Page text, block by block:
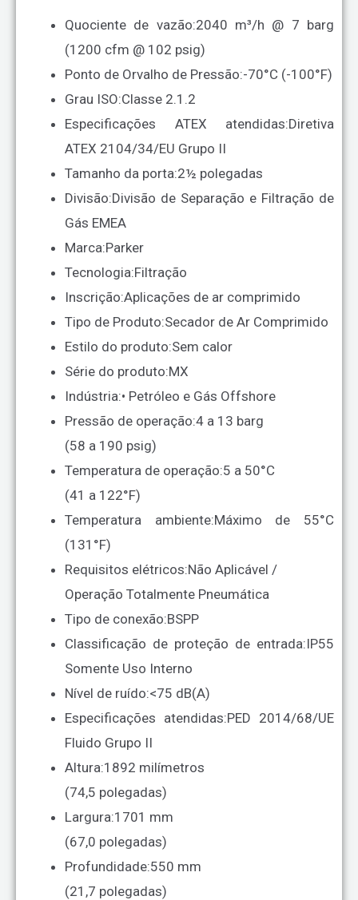
Quociente de vazão:2040 m³/h @ 7 barg
(1200 cfm @ 102 psig)
Ponto de Orvalho de Pressão:-70°C (-100°F)
Grau ISO:Classe 2.1.2
Especificações ATEX atendidas:Diretiva
ATEX 2104/34/EU Grupo II
Tamanho da porta:2½ polegadas
Divisão:Divisão de Separação e Filtração de
Gás EMEA
Marca:Parker
Tecnologia:Filtração
Inscrição:Aplicações de ar comprimido
Tipo de Produto:Secador de Ar Comprimido
Estilo do produto:Sem calor
Série do produto:MX
Indústria:• Petróleo e Gás Offshore
Pressão de operação:4 a 13 barg
(58 a 190 psig)
Temperatura de operação:5 a 50°C
(41 a 122°F)
Temperatura ambiente:Máximo de 55°C
(131°F)
Requisitos elétricos:Não Aplicável /
Operação Totalmente Pneumática
Tipo de conexão:BSPP
Classificação de proteção de entrada:IP55
Somente Uso Interno
Nível de ruído:<75 dB(A)
Especificações atendidas:PED 2014/68/UE
Fluido Grupo II
Altura:1892 milímetros
(74,5 polegadas)
Largura:1701 mm
(67,0 polegadas)
Profundidade:550 mm
(21,7 polegadas)